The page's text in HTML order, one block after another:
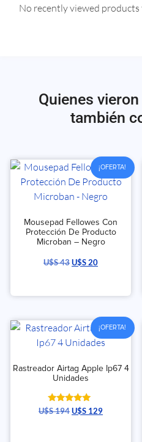
No recently viewed
Quienes
también
¡OFERTA!
Mousepad Fellowes Con
Protección De Producto
Microban – Negro
U$S43U$S20
¡OFERTA!
Rastreador Airtag Apple Ip67 4
Unidades
Valorado
con
U$S194U$S 129